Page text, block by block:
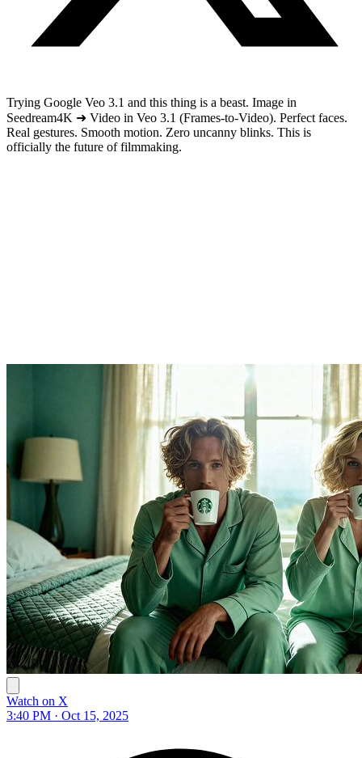
Trying Google Veo 3.1 and this thing is a beast. Image in
Seedream4K ➜ Video in Veo 3.1 (Frames-to-Video). Perfect faces.
Real gestures. Smooth motion. Zero uncanny blinks. This is
officially the future of filmmaking.
Watch on X
3:40 PM · Oct 15, 2025